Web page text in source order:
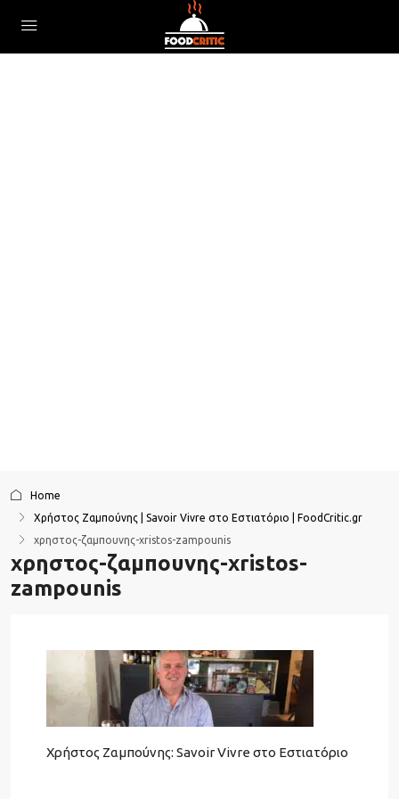
Home
Χρήστος Ζαμπούνης | Savoir Vivre στο Εστιατόριο | FoodCritic.gr
χρηστος-ζαμπουνης-xristos-zampounis
χρηστος-ζαμπουνης-xristos-
zampounis
Χρήστος Ζαμπούνης: Savoir Vivre στο Εστιατόριο